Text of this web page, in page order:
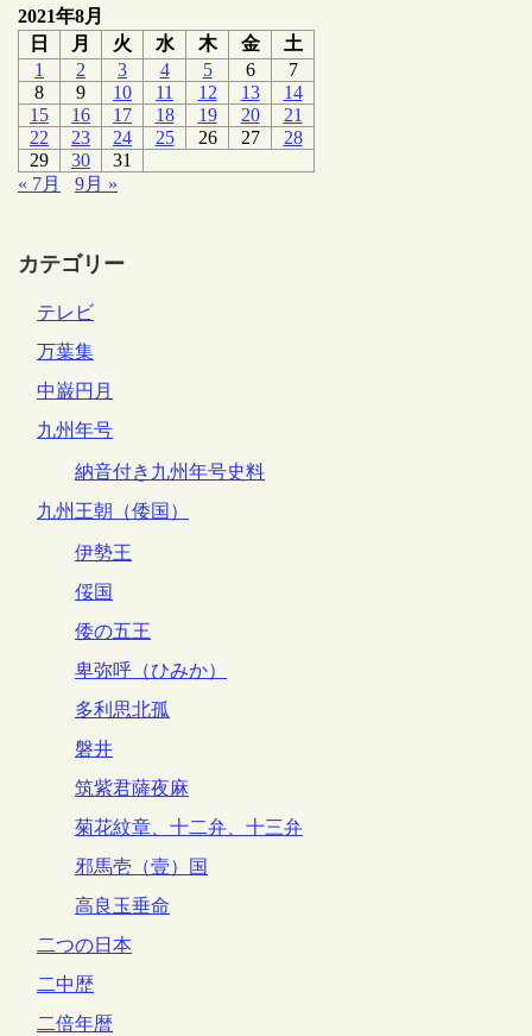
2021年8月
日
月 火 水 木 金
土
1
2 3 4 5 6
7
8
9 10 11 12 13
14
15
16 17 18 19 20
21
22
23 24 25 26 27
28
29
30
31
« 7月
9月 »
カテゴリー
テレビ
万葉集
中巌円月
九州年号
納音付き九州年号史料
九州王朝（倭国）
伊勢王
俀国
倭の五王
卑弥呼（ひみか）
多利思北孤
磐井
筑紫君薩夜麻
菊花紋章、十二弁、十三弁
邪馬壱（壹）国
高良玉垂命
二つの日本
二中歴
二倍年暦